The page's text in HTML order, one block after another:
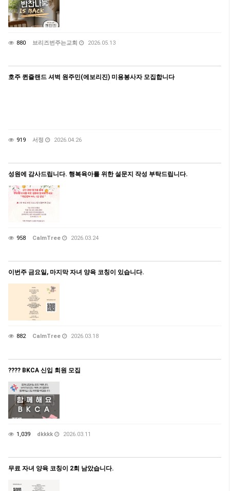
880 브리즈번주는교회 2026.05.13
호주 퀸즐랜드 셔벅 원주민(에보리진) 미용봉사자 모집합니다
919 서정 2026.04.26
성원에 감사드립니다. 행복육아를 위한 설문지 작성 부탁드립니다.
958 CalmTree 2026.03.24
이번주 금요일, 마지막 자녀 양육 코칭이 있습니다.
882 CalmTree 2026.03.18
???? BKCA 신입 회원 모집
1,039 dkkkk 2026.03.11
무료 자녀 양육 코칭이 2회 남았습니다.